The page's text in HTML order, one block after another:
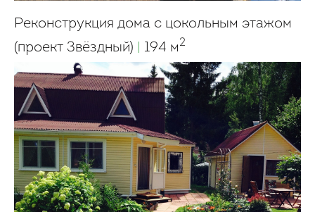
Реконструкция дома с цокольным этажом
(проект Звёздный)
194 м2